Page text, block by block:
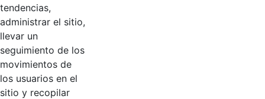
Linkedin
Contacto
Línea de servicio al ciudadano: +57(601) 492 64 00
tendencias,
administrar el sitio,
llevar un
seguimiento de los
movimientos de
los usuarios en el
sitio y recopilar